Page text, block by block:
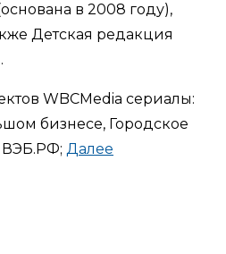
в 2008 году),
Детская редакция
WBCMedia сериалы:
бизнесе, Городское
ВЭБ.РФ; Далее